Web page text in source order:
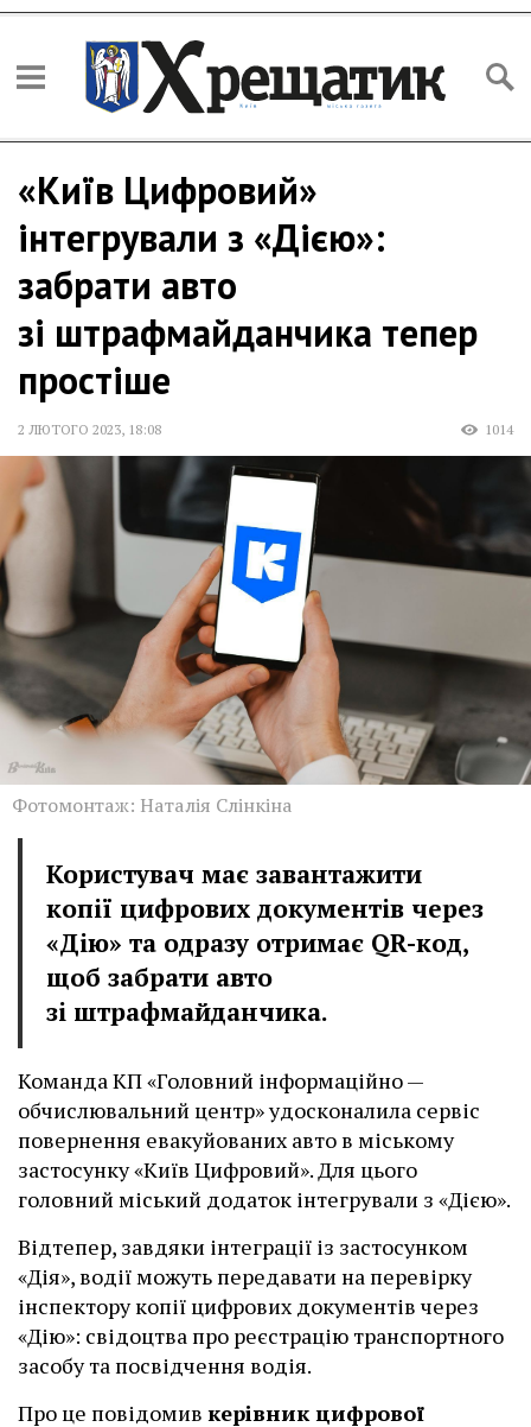
«Київ Цифровий»
інтегрували з «Дією»:
забрати авто
зі штрафмайданчика тепер
простіше
2 ЛЮТОГО 2023, 18:08 1014
Фотомонтаж: Наталія Слінкіна
Користувач має завантажити
копії цифрових документів через
«Дію» та одразу отримає QR-код,
щоб забрати авто
зі штрафмайданчика.
Команда КП «Головний інформаційно —
обчислювальний центр» удосконалила сервіс
повернення евакуйованих авто в міському
застосунку «Київ Цифровий». Для цього
головний міський додаток інтегрували з «Дією».
Відтепер, завдяки інтеграції із застосунком
«Дія», водії можуть передавати на перевірку
інспектору копії цифрових документів через
«Дію»: свідоцтва про реєстрацію транспортного
засобу та посвідчення водія.
Про це повідомив керівник цифрової